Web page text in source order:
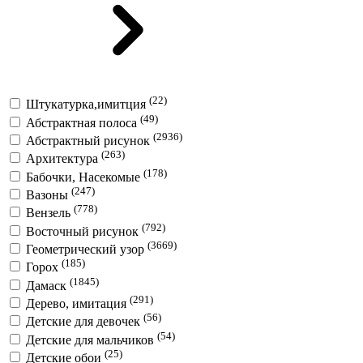
Штукатурка,имитция (22)
Абстрактная полоса (49)
Абстрактный рисунок (2936)
Архитектура (263)
Бабочки, Насекомые (178)
Вазоны (247)
Вензель (778)
Восточный рисунок (792)
Геометрический узор (3669)
Горох (185)
Дамаск (1845)
Дерево, имитация (291)
Детские для девочек (56)
Детские для мальчиков (54)
Детские обои (25)